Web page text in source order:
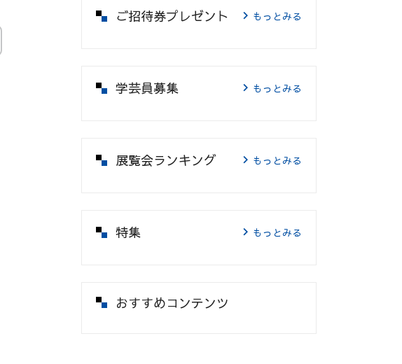
ご招待券プレゼント もっとみる
学芸員募集 もっとみる
展覧会ランキング もっとみる
特集 もっとみる
おすすめコンテンツ